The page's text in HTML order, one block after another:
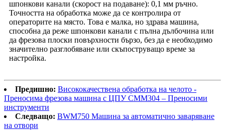
шпонкови канали (скорост на подаване): 0,1 мм ръчно.
Точността на обработка може да се контролира от
операторите на място. Това е малка, но здрава машина,
способна да реже шпонкови канали с пълна дълбочина или
да фрезова плоски повърхности бързо, без да е необходимо
значително разглобяване или скъпоструващо време за
настройка.
Предишно: Висококачествена обработка на челото -
Преносима фрезова машина с ЦПУ CMM304 – Преносими
инструменти
Следващо: BWM750 Машина за автоматично заваряване
на отвори